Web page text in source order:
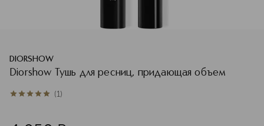
DIORSHOW
Diorshow Тушь для ресниц, придающая объем
5из 51 (1)